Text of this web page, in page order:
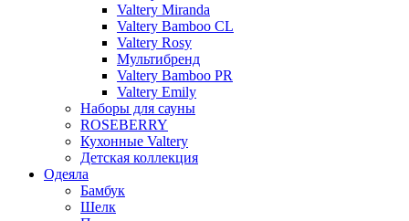
Valtery Miranda
Valtery Bamboo CL
Valtery Rosy
Мультибренд
Valtery Bamboo PR
Valtery Emily
Наборы для сауны
ROSEBERRY
Кухонные Valtery
Детская коллекция
Одеяла
Бамбук
Шелк